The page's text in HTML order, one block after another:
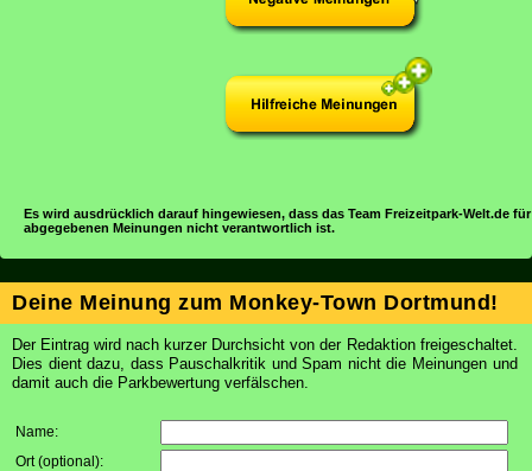
Es wird ausdrücklich darauf hingewiesen, dass das Team Freizeitpark-Welt.de
abgegebenen Meinungen nicht verantwortlich ist.
Deine Meinung zum Monkey-Town Dortmund!
Der Eintrag wird nach kurzer Durchsicht von der Redaktion freigeschaltet.
Dies dient dazu, dass Pauschalkritik und Spam nicht die Meinungen und
damit auch die Parkbewertung verfälschen.
Name:
Ort (optional):